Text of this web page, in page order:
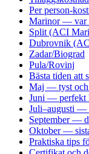
Per person-
Marinor — var
Split (ACI
Dubrovnik
Zadar/Biograd
Pula/Rovinj
Bästa tiden att
Maj — tyst
Juni — perfekt
Juli–augusti —
September —
Oktober —
Praktiska tips